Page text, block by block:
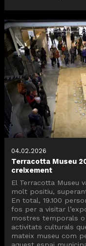
04.02.2026
Terracotta Museu
creixement
El Terracotta Museu
molt positiu,
En total, 19.100
fos per a visitar
mostres temporals
activitats culturals
mateix museu com